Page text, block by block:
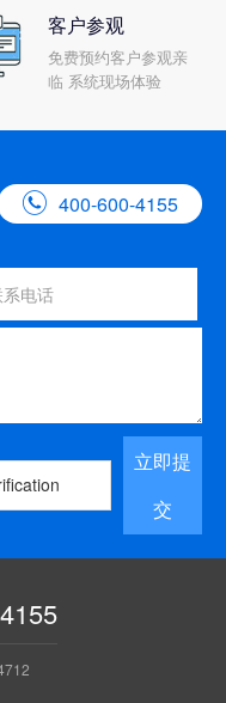
客户参观
免费预约客户参观亲
临 系统现场体验
 400-600-4155
立即提
交